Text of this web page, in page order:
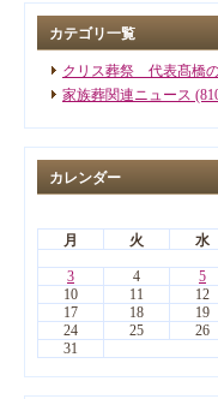
カテゴリ一覧
クリス葬祭 代表髙橋
家族葬関連ニュース
カレンダー
月
火 水
3
4 5
10
11 12
17
18 19
24
25 26
31